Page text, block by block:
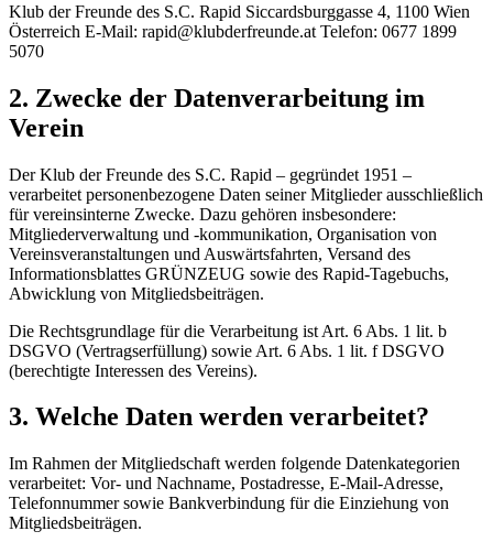
Klub der Freunde des S.C. Rapid Siccardsburggasse 4, 1100 Wien
Österreich E-Mail: rapid@klubderfreunde.at Telefon: 0677 1899
5070
2. Zwecke der Datenverarbeitung im
Verein
Der Klub der Freunde des S.C. Rapid – gegründet 1951 –
verarbeitet personenbezogene Daten seiner Mitglieder ausschließlich
für vereinsinterne Zwecke. Dazu gehören insbesondere:
Mitgliederverwaltung und -kommunikation, Organisation von
Vereinsveranstaltungen und Auswärtsfahrten, Versand des
Informationsblattes GRÜNZEUG sowie des Rapid-Tagebuchs,
Abwicklung von Mitgliedsbeiträgen.
Die Rechtsgrundlage für die Verarbeitung ist Art. 6 Abs. 1 lit. b
DSGVO (Vertragserfüllung) sowie Art. 6 Abs. 1 lit. f DSGVO
(berechtigte Interessen des Vereins).
3. Welche Daten werden verarbeitet?
Im Rahmen der Mitgliedschaft werden folgende Datenkategorien
verarbeitet: Vor- und Nachname, Postadresse, E-Mail-Adresse,
Telefonnummer sowie Bankverbindung für die Einziehung von
Mitgliedsbeiträgen.